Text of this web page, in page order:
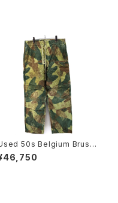
50s Belgium Brush
Camo Military Pa
Size W38 L31 古着